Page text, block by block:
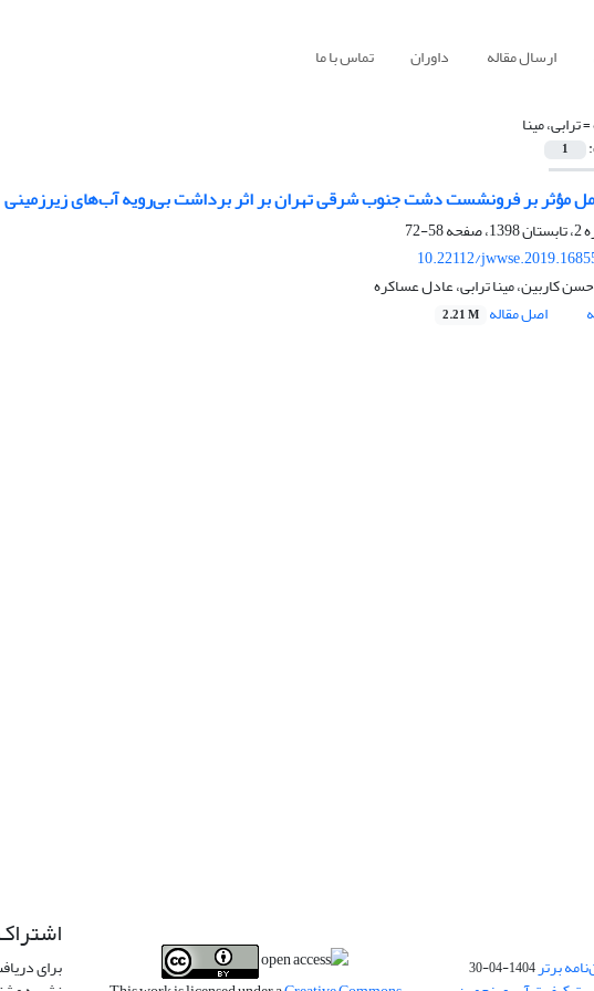
ارسال مقاله داوران تماس با ما
=ترابی، مینا
1
مؤثر بر فرونشست دشت جنوب شرقی تهران بر اثر برداشت بی‌رویه آب‌های زیرزمینی
58-72
10.22112/
کاربین، مینا ترابی، عادل عساکره
اصل مقاله 2.21 M
برتر1404-04-30 برای